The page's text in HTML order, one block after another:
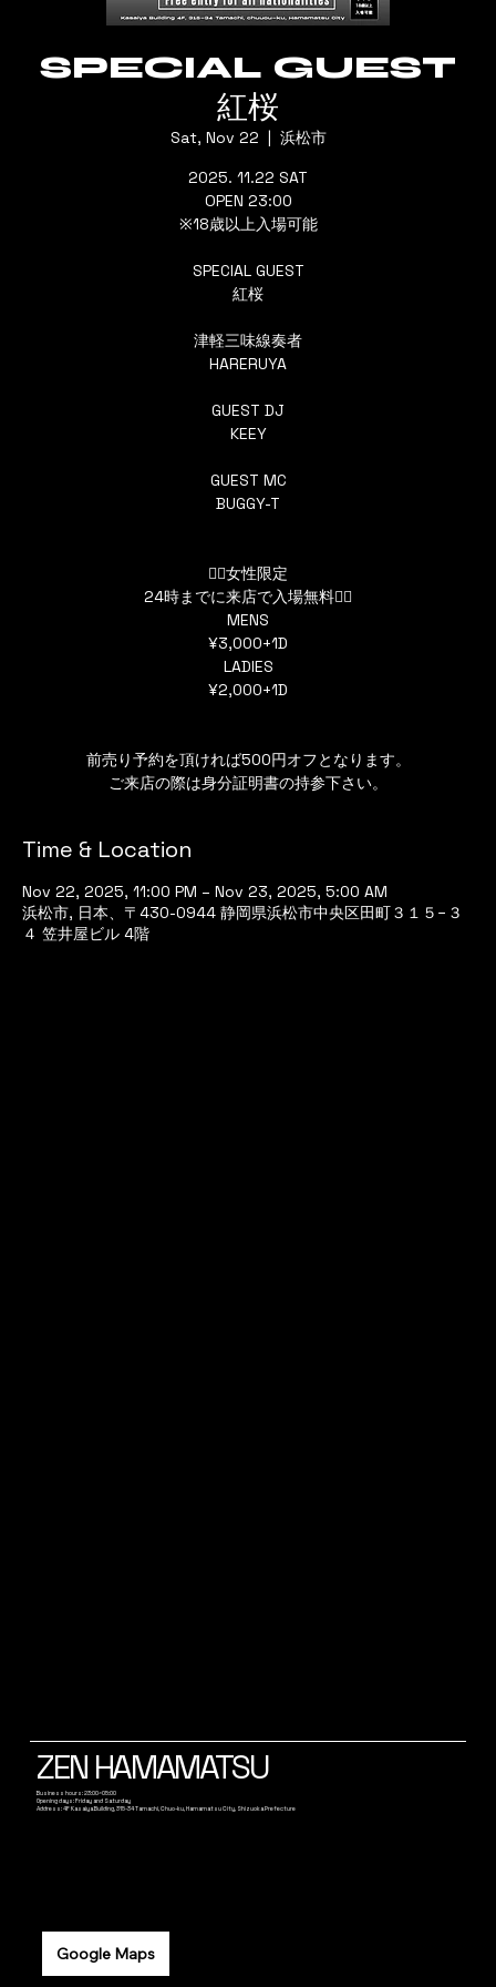
SPECIAL GUEST
紅桜
Sat, Nov 22
  |
浜松市
2025. 11.22 SAT
OPEN 23:00
※18歳以上入場可能
SPECIAL GUEST
紅桜
津軽三味線奏者
HARERUYA
GUEST DJ
KEEY
GUEST MC
BUGGY-T
👯‍♀️女性限定
24時までに来店で入場無料👯‍♀️
MENS
¥3,000+1D
LADIES
¥2,000+1D
前売り予約を頂ければ500円オフとなります。
Time & Location
Nov 22, 2025, 11:00 PM – Nov 23, 2025, 5:00 AM
浜松市, 日本、〒430-0944 静岡県浜松市中央区田町３１５−３
４ 笠井屋ビル 4階
Google Maps
ZEN HAMAMATSU
Business hours: 23:00~05:00
Opening days: Friday and Saturday
Address: 4F Kasaiya Building, 315-34 Tamachi, Chuo-ku, Hamamatsu City, Shizuoka Prefecture